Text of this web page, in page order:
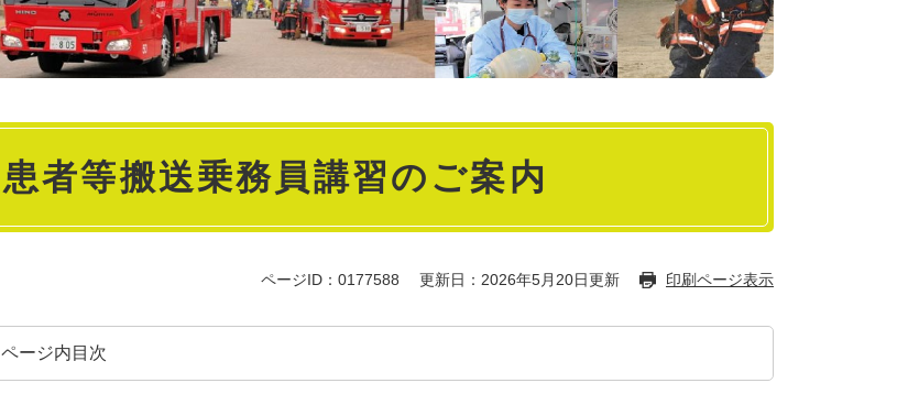
患者等搬送乗務員講習のご案内
ページID：0177588 更新日：2026年5月20日更新 印刷ページ表示
ページ内目次